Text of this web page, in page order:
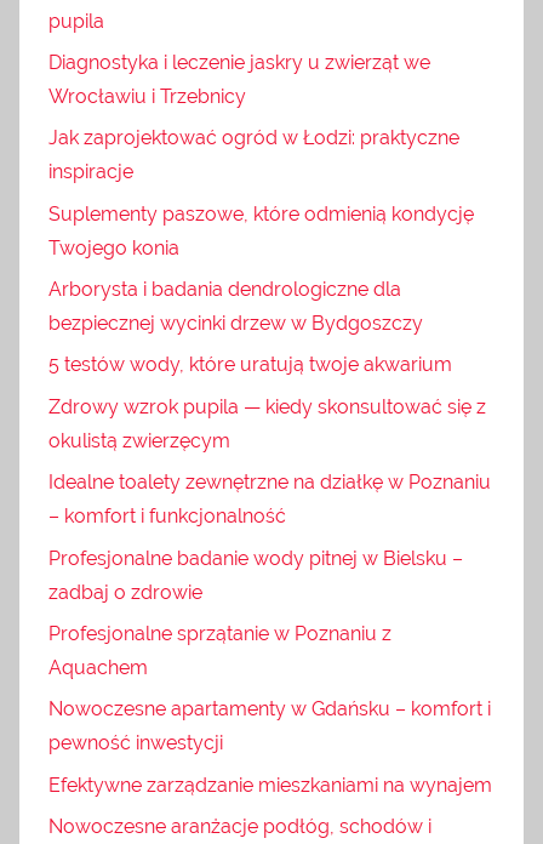
pupila
Diagnostyka i leczenie jaskry u zwierząt we
Wrocławiu i Trzebnicy
Jak zaprojektować ogród w Łodzi: praktyczne
inspiracje
Suplementy paszowe, które odmienią kondycję
Twojego konia
Arborysta i badania dendrologiczne dla
bezpiecznej wycinki drzew w Bydgoszczy
5 testów wody, które uratują twoje akwarium
Zdrowy wzrok pupila — kiedy skonsultować się z
okulistą zwierzęcym
Idealne toalety zewnętrzne na działkę w Poznaniu
– komfort i funkcjonalność
Profesjonalne badanie wody pitnej w Bielsku –
zadbaj o zdrowie
Profesjonalne sprzątanie w Poznaniu z
Aquachem
Nowoczesne apartamenty w Gdańsku – komfort i
pewność inwestycji
Efektywne zarządzanie mieszkaniami na wynajem
Nowoczesne aranżacje podłóg, schodów i